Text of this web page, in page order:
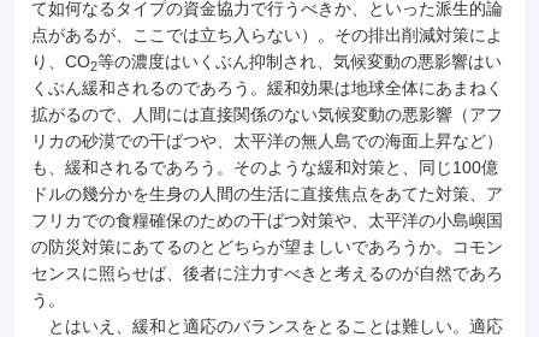
て如何なるタイプの資金協力で行うべきか、といった派生的論
点があるが、ここでは立ち入らない）。その排出削減対策によ
り、CO2等の濃度はいくぶん抑制され、気候変動の悪影響はい
くぶん緩和されるのであろう。緩和効果は地球全体にあまねく
拡がるので、人間には直接関係のない気候変動の悪影響（アフ
リカの砂漠での干ばつや、太平洋の無人島での海面上昇など）
も、緩和されるであろう。そのような緩和対策と、同じ100億
ドルの幾分かを生身の人間の生活に直接焦点をあてた対策、ア
フリカでの食糧確保のための干ばつ対策や、太平洋の小島嶼国
の防災対策にあてるのとどちらが望ましいであろうか。コモン
センスに照らせば、後者に注力すべきと考えるのが自然であろ
う。
とはいえ、緩和と適応のバランスをとることは難しい。適応